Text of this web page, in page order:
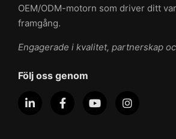
OEM/ODM-motorn som driver ditt
framgång.
Engagerade i kvalitet, partnerskap
Följ oss genom